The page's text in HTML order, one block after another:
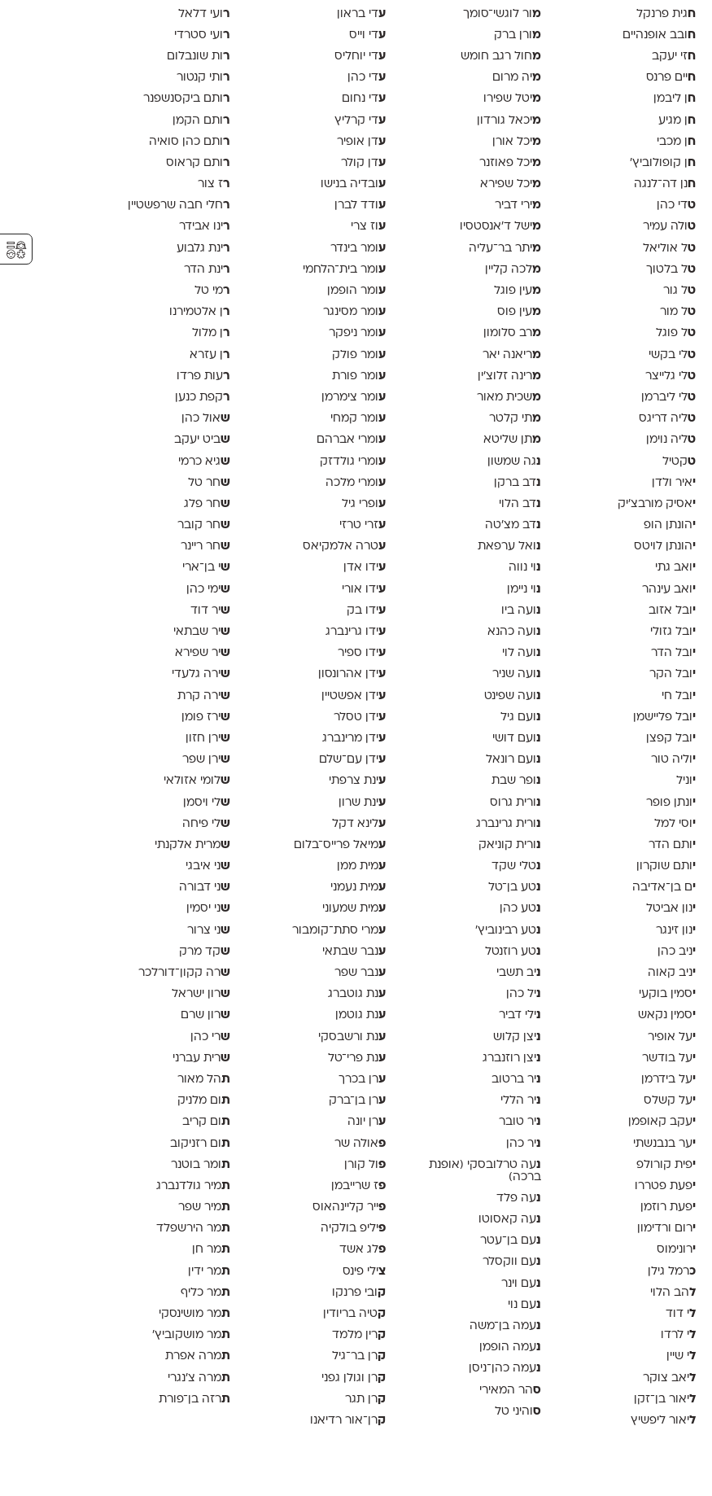
חגית פרנקל
ח ובב אופנהיים
ח זי יעקב
חיים פרנס
ח ן ליבמן
ח ן מגיע
ח ן מכבי
ח ן קופולוביץ'
חנן דה־לנגה
טדי כהן
טולה עמיר
טל אוליאל
טל בלטוך
טל גור
טל מור
טל פוגל
טלי בקשי
טלי גלייצר
טלי ליברמן
טליה דריגס
טליה נוימן
טקטיל
יאיר ולדן
יאסיק מורבצ'יק
יהונתן הופ
יהונתן לויטס
יואב גתי
יואב עינהר
יובל אזוב
יובל גזולי
יובל הדר
יובל הקר
יובל חי
יובל פליישמן
יובל קפצן
יוליה טור
יוניל
יונתן פופר
יוסי למל
יותם הדר
יותם שוקרון
ים בן־אדיבה
ינון אביטל
ינון זינגר
יניב כהן
יניב קאוה
יסמין בוקעי
יסמין נקאש
יעל אופיר
יעל בודשר
יעל בידרמן
יעל קשלס
יעקב קאופמן
יער בנבנשתי
יפית קורולפ
יפעת פטררו
יפעת רוזמן
ירום ורדימון
ירונימוס
כרמל גילן
להב הלוי
לי דוד
לי לרדו
לי שיין
ליאב צוקר
ליאור בן־זקן
ליאור ליפשיץ
מ ור לוגשי־סומך
מ ורן ברק
מחול רגב חומש
מיה מרום
מיטל שפירו
מיכאל גורדון
מיכל אורן
מיכל פאוזנר
מיכל שפירא
מירי דביר
מישל ד׳אנסטסיו
מיתר בר־עליה
מלכה קליין
מעין פוגל
מעין פוס
מרב סלומון
מריאנה יאר
מרינה זלוצ׳ין
משכית מאור
מתי קלטר
מתן שליטא
נגה שמשון
נדב ברקן
נדב הלוי
נדב מצ׳טה
נ ואל ערפאת
נ וי נווה
נ וי ניימן
נ ועה ביו
נ ועה כהנא
נ ועה לוי
נ ועה שניר
נ ועה שפינט
נ ועם גיל
נ ועם דושי
נ ועם רונאל
נ ופר שבת
נ ורית גרוס
נ ורית גרינברג
נ ורית קוניאק
נטלי שקד
נטע בן־טל
נטע כהן
נטע רבינוביץ׳
נטע רוזנטל
ניב תשבי
ניל כהן
נילי דביר
ניצן קלוש
ניצן רוזנברג
ניר ברטוב
ניר הללי
ניר טובר
ניר כהן
נעה טרלובסקי (אופנת
ברכה)
נעה פלד
נעה קאסוטו
נעם בן־עטר
נעם ווקסלר
נעם וינר
נעם נוי
נעמה בן־משה
נעמה הופמן
נעמה כהן־ניסן
סהר המאירי
ס והיני טל
עדי בראון
עדי וייס
עדי יוחליס
עדי כהן
עדי נחום
עדי קרליץ
עדן אופיר
עדן קולר
ע ובדיה בנישו
ע ודד לברן
ע וז צרי
ע ומר בינדר
ע ומר בית־הלחמי
ע ומר הופמן
ע ומר מסינגר
ע ומר ניפקר
ע ומר פולק
ע ומר פורת
ע ומר צימרמן
ע ומר קמחי
ע ומרי אברהם
ע ומרי גולדזק
ע ומרי מלכה
ע ופרי גיל
עזרי טרזי
עטרה אלמקיאס
עידו אדן
עידו אורי
עידו בק
עידו גרינברג
עידו ספיר
עידן אהרונסון
עידן אפשטיין
עידן טסלר
עידן מרינברג
עידן עם־שלם
עינת צרפתי
עינת שרון
עלינא דקל
עמיאל פרייס־בלום
עמית ממן
עמית נעמני
עמית שמעוני
עמרי סתת־קומבור
ענבר שבתאי
ענבר שפר
ענת גוטברג
ענת גוטמן
ענת ורשבסקי
ענת פרי־טל
ערן בכרך
ערן בן־ברק
ערן יונה
פאולה שר
פ ול קורן
פז שרייבמן
פייר קליינהאוס
פיליפ בולקיה
פלג אשד
צילי פינס
ק ובי פרנקו
קטיה בריודין
קרין מלמד
קרן בר־גיל
קרן וגולן גפני
קרן תגר
קרן־אור רדיאנו
רועי דלאל
רועי סטרדי
רות שונבלום
רותי קנטור
רותם ביקסנשפנר
רותם הקמן
רותם כהן סואיה
רותם קראוס
רז צור
רחלי חבה שרפשטיין
רינו אבידר
רינת גלבוע
רינת הדר
רמי טל
רן אלטמירנו
רן מלול
רן עזרא
רעות פרדו
רקפת כנען
שאול כהן
שביט יעקב
שגיא כרמי
שחר טל
שחר פלג
שחר קובר
שחר ריינר
שי בן־ארי
שימי כהן
שיר דוד
שיר שבתאי
שיר שפירא
שירה גלעדי
שירה קרת
שירז פומן
שירן חזון
שירן שפר
שלומי אזולאי
שלי ויסמן
שלי פיחה
שמרית אלקנתי
שני איבגי
שני דבורה
שני יסמין
שני צרור
שקד מרק
שרה קקון־דורלכר
שרון ישראל
שרון שרם
שרי כהן
שרית עברני
תהל מאור
תום מלניק
תום קריב
תום רזניקוב
תומר בוטנר
תמיר גולדנברג
תמיר שפר
תמר הירשפלד
תמר חן
תמר ידין
תמר כליף
תמר מושינסקי
תמר מושקוביץ'
תמרה אפרת
תמרה צ׳נגרי
תרזה בן־פורת
⚥︎